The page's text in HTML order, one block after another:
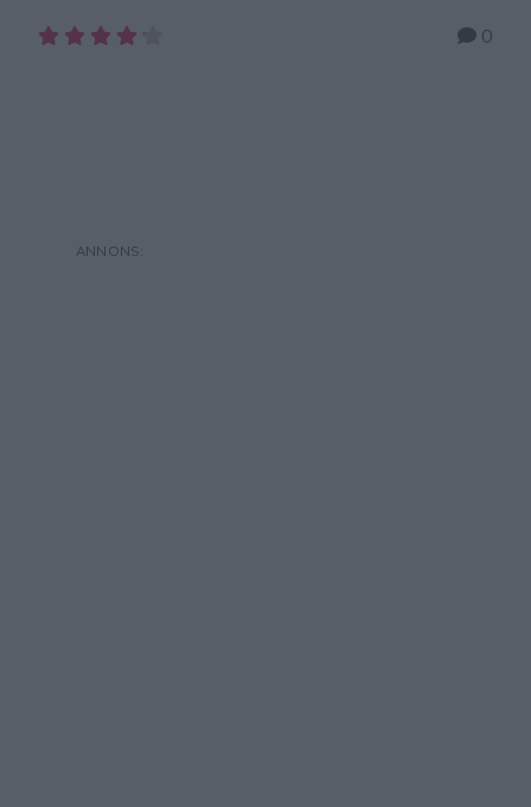
dem närsomhelst, de funkar lika bra till mellis, fika eller 0